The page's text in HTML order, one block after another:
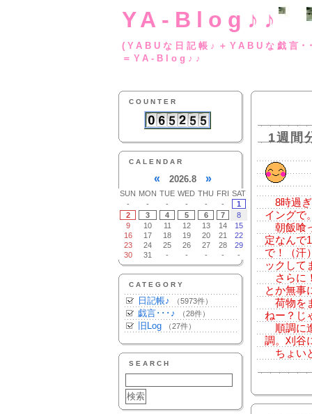
YA-Blog♪♪
(YABUな日記帳♪
＝YA-Blog♪♪
COUNTER
CALENDAR
« 2026.8 »
SUN MON TUE WED THU FRI SAT
-
- - - - -
1
2
3 4 5 6 7
8
9
10 11 12 13 14
15
16
17 18 19 20 21
22
23
24 25 26 27 28
29
30
31 - - - - -
CATEGORY
日記帳♪ （5973件）
戯言･･･♪ （28件）
旧Log （27件）
SEARCH
1週間
8時過ぎ
イングで
朝飯喰
定なんで
で！（汗
ックして
さらに
とか無事
荷物を
ねー？じ
順調に
調。刈谷
ちょい